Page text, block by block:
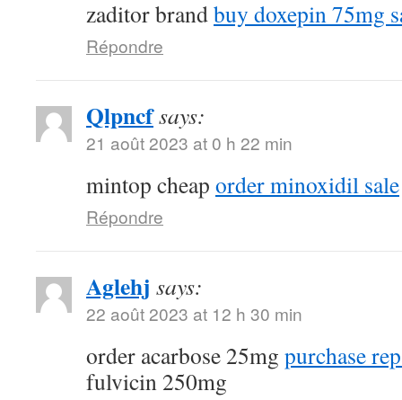
zaditor brandbuy doxepin 75mg
Répondre
Qlpncfsays:
21 août 2023 at 0 h 22 min
mintop cheap order minoxidil sale
Répondre
Aglehj says:
22 août 2023 at 12 h 30 min
order acarbose 25mg purchase
fulvicin 250mg